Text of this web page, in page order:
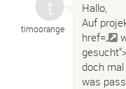
timoorange
Hallo,
Auf
href=„
doch
was